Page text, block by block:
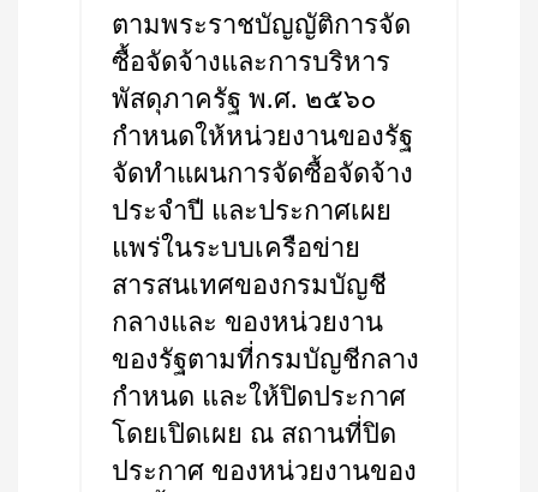
ตามพระราชบัญญัติการจัด
ซื้อจัดจ้างและการบริหาร
พัสดุภาครัฐ พ.ศ. ๒๕๖๐
กำหนดให้หน่วยงานของรัฐ
จัดทำแผนการจัดซื้อจัดจ้าง
ประจำปี และประกาศเผย
แพร่ในระบบเครือข่าย
สารสนเทศของกรมบัญชี
กลางและ ของหน่วยงาน
ของรัฐตามที่กรมบัญชีกลาง
กำหนด และให้ปิดประกาศ
โดยเปิดเผย ณ สถานที่ปิด
ประกาศ ของหน่วยงานของ